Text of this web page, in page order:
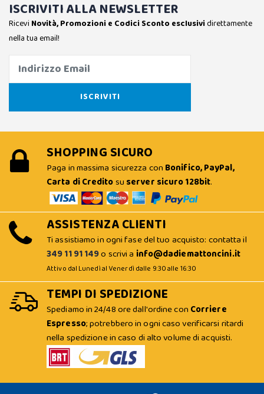
ISCRIVITI ALLA NEWSLETTER
Ricevi Novità, Promozioni e Codici Sconto esclusividirettamente
nella tua email!
SHOPPING SICURO
Paga in massima sicurezza con Bonifico, PayPal,
Carta di Creditosu server sicuro 128bit.
ASSISTENZA CLIENTI
Ti assistiamo in ogni fase del tuo acquisto: contatta il
349 11 91 149o scrivi a info@dadiemattoncini.it
Attivo dal Lunedì al Venerdì dalle 9:30 alle 16:30
TEMPI DI SPEDIZIONE
Spediamo in 24/48 ore dall'ordine con Corriere
Espresso; potrebbero in ogni caso verificarsi ritardi
nella spedizione in caso di alto volume di acquisti.